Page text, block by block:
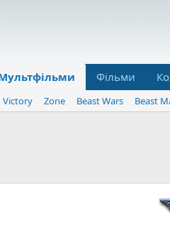
Фільми
Victory Zone Beast Wars Beast